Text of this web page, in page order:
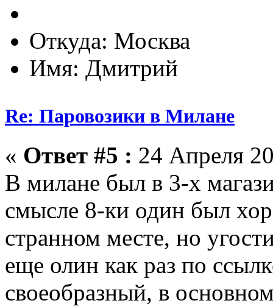
Откуда: Москва
Имя: Дмитрий
Re: Паровозики в Милане
« Ответ #5 : 24 Апреля
В милане был в 3-х
смысле 8-ки один был
странном месте, но
еще олин как раз по
своеобразный, в